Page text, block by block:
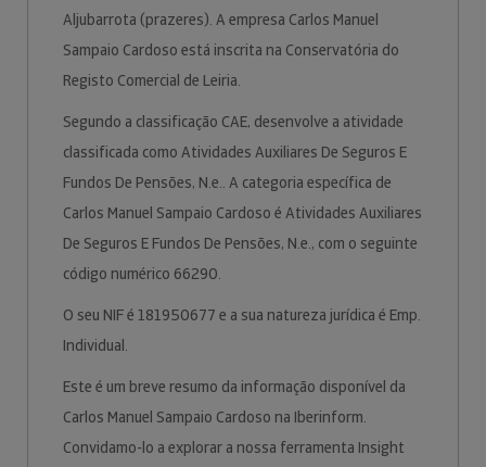
Aljubarrota (prazeres). A empresa Carlos Manuel
Sampaio Cardoso está inscrita na Conservatória do
Registo Comercial de Leiria.
Segundo a classificação CAE, desenvolve a atividade
classificada como Atividades Auxiliares De Seguros E
Fundos De Pensões, N.e.. A categoria específica de
Carlos Manuel Sampaio Cardoso é Atividades Auxiliares
De Seguros E Fundos De Pensões, N.e., com o seguinte
código numérico 66290.
O seu NIF é 181950677 e a sua natureza jurídica é Emp.
Individual.
Este é um breve resumo da informação disponível da
Carlos Manuel Sampaio Cardoso na Iberinform.
Convidamo-lo a explorar a nossa ferramenta Insight